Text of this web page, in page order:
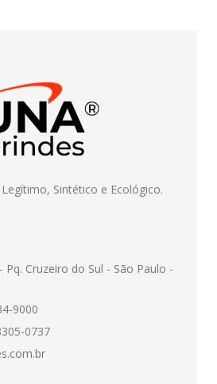
Sintético e Ecológico.
Pq. Cruzeiro do Sul - São Paulo -
9000
0737